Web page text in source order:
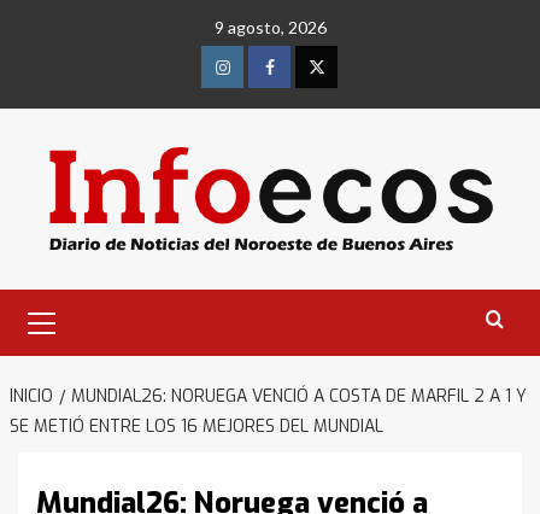
9 agosto, 2026
InstagramFacebookTwitter
primario
INICIO
MUNDIAL26: NORUEGA VENCIÓ A COSTA DE MARFIL 2 A 1 Y
SE METIÓ ENTRE LOS 16 MEJORES DEL MUNDIAL
Mundial26: Noruega venció a